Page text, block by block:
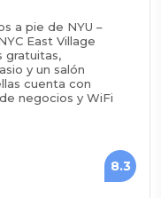
a pie de NYU –
East Village
gratuitas,
y un salón
cuenta con
negocios y WiFi
8.3